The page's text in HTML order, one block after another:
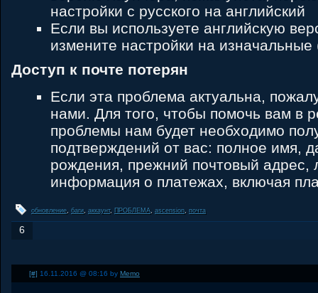
настройки с русского на английский
Если вы используете английскую
измените настройки на
Доступ к почте потерян
Если эта проблема актуальна,
нами. Для того, чтобы помочь вам в
проблемы нам будет необходимо
подтверждений от вас: полное имя,
рождения, прежний почтовый адрес,
информация о платежах, включая
обновление, баги, аккаунт, ПРОБЛЕМА, ascension, почта
6
[#] 16.11.2016 @ 08:16 by Memo